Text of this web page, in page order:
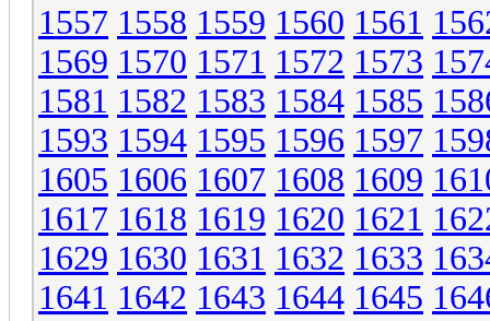
1557 1558 1559 1560 1561
1569 1570 1571 1572 1573
1581 1582 1583 1584 1585
1593 1594 1595 1596 1597
1605 1606 1607 1608 1609
1617 1618 1619 1620 1621
1629 1630 1631 1632 1633
1641 1642 1643 1644 1645